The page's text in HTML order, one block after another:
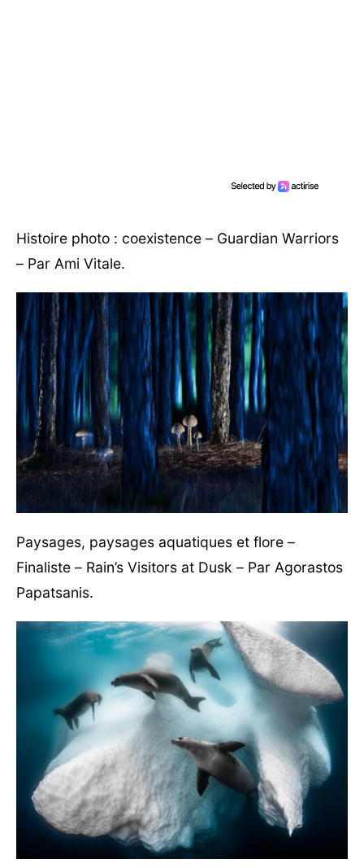
Histoire photo : coexistence – Guardian Warriors
– Par Ami Vitale.
Paysages, paysages aquatiques et flore –
Finaliste – Rain’s Visitors at Dusk – Par Agorastos
Papatsanis.